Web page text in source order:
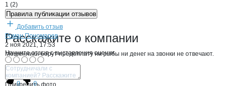
1 (2)
Правила публикации отзывов
Добавить отзыв
Расскажите о компании
Начните отзыв с выставления оценки
Прикрепить фото
Роман Пономарев
2 ноя 2021, 17:53
Мошенники берут предоплату ни рыбы ни денег на звонки не отвечают.
Ответить
0
0